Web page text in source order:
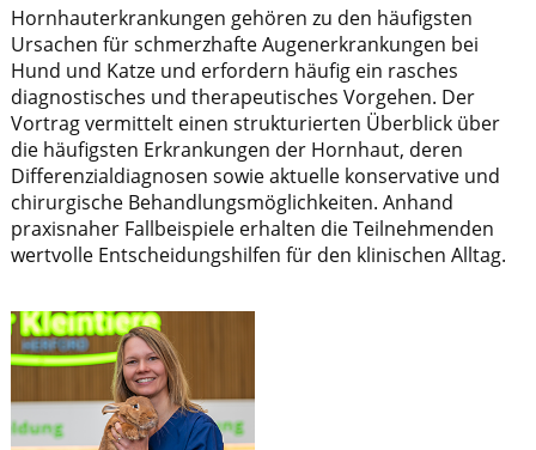
Hornhauterkrankungen gehören zu den häufigsten
Ursachen für schmerzhafte Augenerkrankungen bei
Hund und Katze und erfordern häufig ein rasches
diagnostisches und therapeutisches Vorgehen. Der
Vortrag vermittelt einen strukturierten Überblick über
die häufigsten Erkrankungen der Hornhaut, deren
Differenzialdiagnosen sowie aktuelle konservative und
chirurgische Behandlungsmöglichkeiten. Anhand
praxisnaher Fallbeispiele erhalten die Teilnehmenden
wertvolle Entscheidungshilfen für den klinischen Alltag.